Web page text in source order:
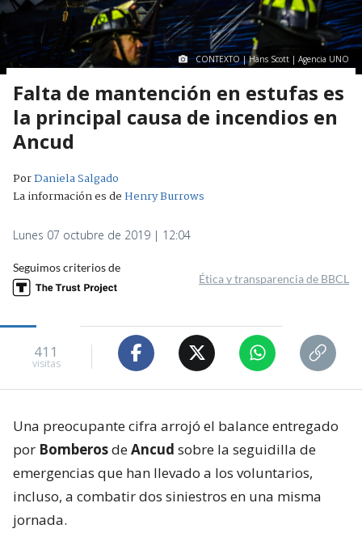
CONTEXTO | Hans Scott | Agencia UNO
Falta de mantención en estufas es
la principal causa de incendios en
Ancud
PorDaniela Salgado
La información es deHenry Burrows
Lunes 07 octubre de 2019 | 12:04
Seguimos criterios de
Ética y transparencia de BBCL
411
visitas
Una preocupante cifra arrojó el balance entregado
por BomberosdeAncud sobre la seguidilla de
emergencias que han llevado a los voluntarios,
incluso, a combatir dos siniestros en una misma
jornada.